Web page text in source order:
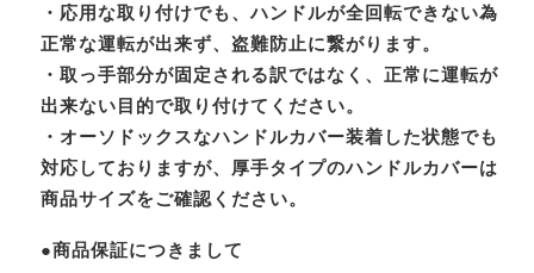
・応用な取り付けでも、ハンドルが全回転できない為
正常な運転が出来ず、盗難防止に繋がります。
・取っ手部分が固定される訳ではなく、正常に運転が
出来ない目的で取り付けてください。
・オーソドックスなハンドルカバー装着した状態でも
対応しておりますが、厚手タイプのハンドルカバーは
商品サイズをご確認ください。
●商品保証につきまして